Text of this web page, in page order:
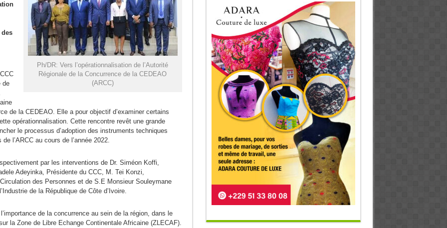
Ph/DR: Vers l’opérationnalisation de l’Autorité
Régionale de la Concurrence de la CEDEAO
(ARCC)
de
de la CEDEAO. Elle a pour objectif d’examiner certains
opérationnalisation. Cette rencontre revêt une grande
le processus d’adoption des instruments techniques
l’ARCC au cours de l’année 2022.
par les interventions de Dr. Siméon Koffi,
Adeyinka, Présidente du CCC, M. Tei Konzi,
des Personnes et de S.E Monsieur Souleymane
de la République de Côte d’Ivoire.
de la concurrence au sein de la région, dans le
la Zone de Libre Echange Continentale Africaine (ZLECAF).